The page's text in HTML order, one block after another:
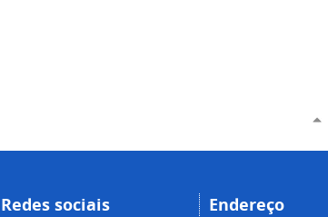
Redes sociais Endereço